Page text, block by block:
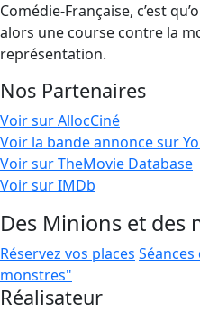
Comédie-Française, c’est
alors une course contre la
représentation.
Nos Partenaires
Voir sur AllocCiné
Voir la bande annonce sur
Voir sur TheMovie Database
Voir sur IMDb
Des Minions et des
Réservez vos places
monstres"
Réalisateur